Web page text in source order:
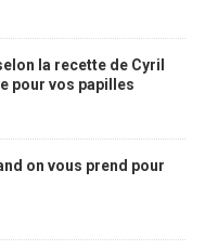
la recette de Cyril
pour vos papilles
on vous prend pour